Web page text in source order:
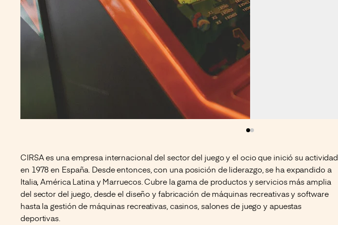
CIRSA es una empresa internacional del sector del juego y el ocio que inició su actividad
en 1978 en España. Desde entonces, con una posición de liderazgo, se ha expandido a
Italia, América Latina y Marruecos. Cubre la gama de productos y servicios más amplia
del sector del juego, desde el diseño y fabricación de máquinas recreativas y software
hasta la gestión de máquinas recreativas, casinos, salones de juego y apuestas
deportivas.